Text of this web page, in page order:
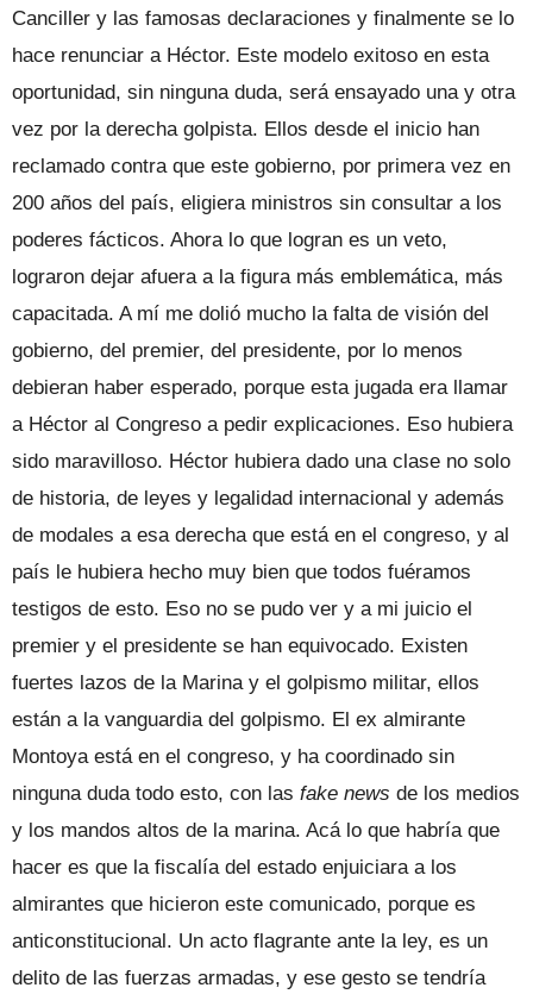
Canciller y las famosas declaraciones y finalmente se lo
hace renunciar a Héctor. Este modelo exitoso en esta
oportunidad, sin ninguna duda, será ensayado una y otra
vez por la derecha golpista. Ellos desde el inicio han
reclamado contra que este gobierno, por primera vez en
200 años del país, eligiera ministros sin consultar a los
poderes fácticos. Ahora lo que logran es un veto,
lograron dejar afuera a la figura más emblemática, más
capacitada. A mí me dolió mucho la falta de visión del
gobierno, del premier, del presidente, por lo menos
debieran haber esperado, porque esta jugada era llamar
a Héctor al Congreso a pedir explicaciones. Eso hubiera
sido maravilloso. Héctor hubiera dado una clase no solo
de historia, de leyes y legalidad internacional y además
de modales a esa derecha que está en el congreso, y al
país le hubiera hecho muy bien que todos fuéramos
testigos de esto. Eso no se pudo ver y a mi juicio el
premier y el presidente se han equivocado. Existen
fuertes lazos de la Marina y el golpismo militar, ellos
están a la vanguardia del golpismo. El ex almirante
Montoya está en el congreso, y ha coordinado sin
ninguna duda todo esto, con las fake news de los medios
y los mandos altos de la marina. Acá lo que habría que
hacer es que la fiscalía del estado enjuiciara a los
almirantes que hicieron este comunicado, porque es
anticonstitucional. Un acto flagrante ante la ley, es un
delito de las fuerzas armadas, y ese gesto se tendría